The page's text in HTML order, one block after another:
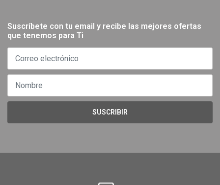
Suscríbete con tu email y recibe las mejores ofertas
que tenemos para Ti
SUSCRIBIR